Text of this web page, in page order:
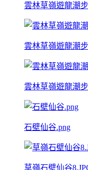
雲林草嶺遊龍潮
雲林草嶺遊龍潮
雲林草嶺遊龍潮
石壁仙谷.png
草嶺石壁仙谷